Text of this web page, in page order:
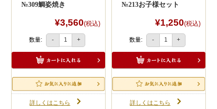
№309鯛姿焼き
¥3,560(税込)
数量: - +
詳しくはこちら
№213お子様セット
¥1,250(税込)
数量: - +
詳しくはこちら